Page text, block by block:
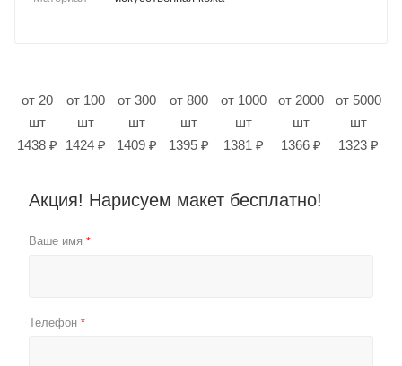
от 20
шт
1438 ₽
от 100
шт
1424 ₽
от 300
шт
1409 ₽
от 800
шт
1395 ₽
от 1000
шт
1381 ₽
от 2000
шт
1366 ₽
от 5000
шт
1323 ₽
Акция! Нарисуем макет бесплатно!
Ваше имя *
Телефон *